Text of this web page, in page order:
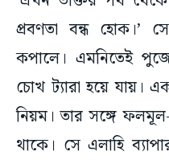
প্রবণতা বন্ধ হোক।’
কপালে। এমনিতেই
চোখ ট্যারা হয়ে যায়।
নিয়ম। তার সঙ্গে ফলমূল-
থাকে। সে এলাহি